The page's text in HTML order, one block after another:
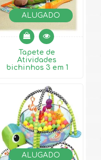
ALUGADO
Tapete de
Atividades
bichinhos 3 em 1
ALUGADO